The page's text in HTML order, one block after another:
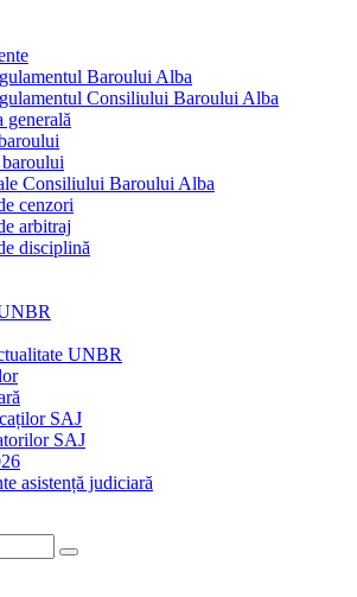
Baroului Alba
Consiliului Baroului Alba
generală
Consiliului Baroului Alba
cenzori
arbitraj
disciplină
UNBR
SAJ
SAJ
asistență judiciară